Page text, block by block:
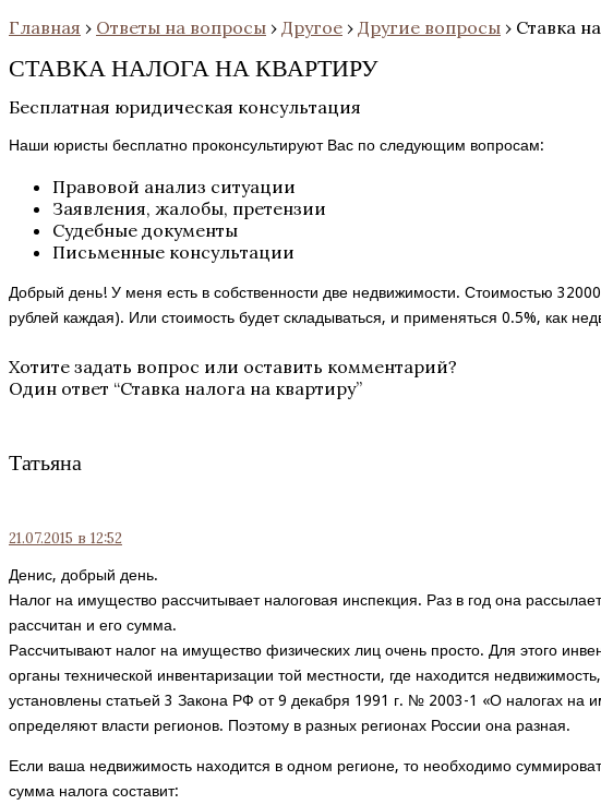
Главная › Ответы на вопросы › Другое › Другие вопросы › Ставка
СТАВКА НАЛОГА НА КВАРТИРУ
Бесплатная юридическая консультация
Наши юристы бесплатно проконсультируют Вас по следующим вопросам:
Правовой анализ ситуации
Заявления, жалобы, претензии
Судебные документы
Письменные консультации
Добрый день! У меня есть в собственности две недвижимости. Стоимостью
рублей каждая). Или стоимость будет складываться, и применяться 0.5%, как
Хотите задать вопрос или оставить комментарий?
Один ответ “Ставка налога на квартиру”
Татьяна
21.07.2015 в 12:52
Денис, добрый день.
Налог на имущество рассчитывает налоговая инспекция. Раз в год она
рассчитан и его сумма.
Рассчитывают налог на имущество физических лиц очень просто. Для этого
органы технической инвентаризации той местности, где находится
установлены статьей 3 Закона РФ от 9 декабря 1991 г. № 2003-1 «О налогах на
определяют власти регионов. Поэтому в разных регионах России она разная.
Если ваша недвижимость находится в одном регионе, то необходимо
сумма налога составит: